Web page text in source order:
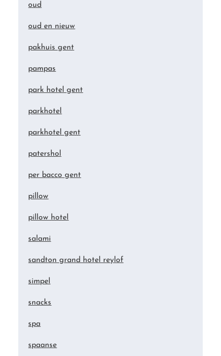
oud
oud en nieuw
pakhuis gent
pampas
park hotel gent
parkhotel
parkhotel gent
patershol
per bacco gent
pillow
pillow hotel
salami
sandton grand hotel reylof
simpel
snacks
spa
spaanse